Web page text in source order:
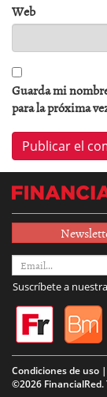
Web
Guarda mi
para la próxima
Suscríbete a
Condiciones de uso
©2026 FinancialRed.